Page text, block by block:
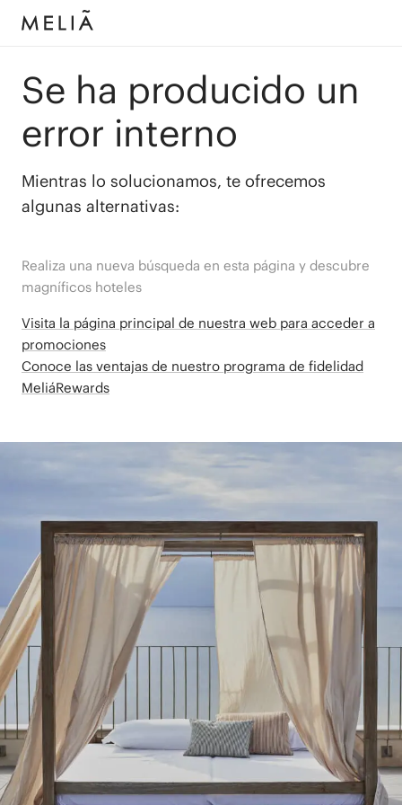
Se ha producido un
error interno
Mientras lo solucionamos, te ofrecemos
algunas alternativas:
Realiza una nueva búsqueda en esta página y descubre
magníficos hoteles
Visita la página principal de nuestra web para acceder a
promociones
Conoce las ventajas de nuestro programa de fidelidad
MeliáRewards